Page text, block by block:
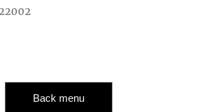
Back menu